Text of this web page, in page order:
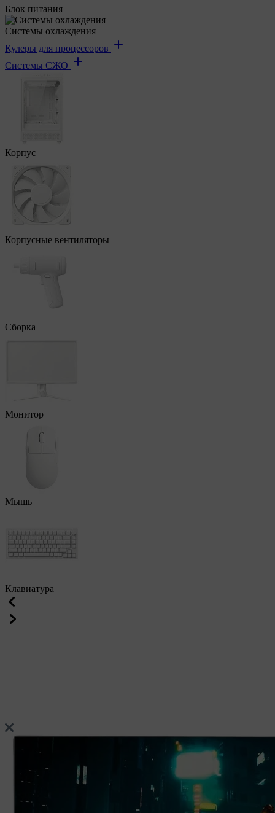
Блок питания
Системы охлаждения
Кулеры для процессоров
Системы СЖО
Корпус
Корпусные вентиляторы
Сборка
Монитор
Мышь
Клавиатура